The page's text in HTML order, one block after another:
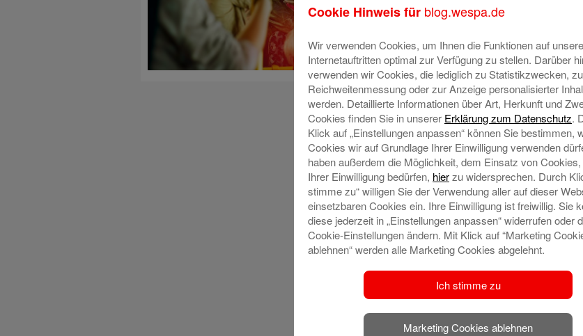
Smartphone haben Sie Ihre Konten
praktische Funktionen wie das
Klicksparen: BestimmenMehr lesen
Cookie Hinweis für blog.wespa.de
Wir verwenden Cookies, um Ihnen die Funktionen auf
Internetauftritten optimal zur Verfügung zu stellen. Darüber
verwenden wir Cookies, die lediglich zu Statistikzwecken,
Reichweitenmessung oder zur Anzeige personalisierter
werden. Detaillierte Informationen über Art, Herkunft und
Cookies finden Sie in unserer Erklärung zum Datenschutz.
Klick auf „Einstellungen anpassen“ können Sie bestimmen,
Cookies wir auf Grundlage Ihrer Einwilligung verwenden
haben außerdem die Möglichkeit, dem Einsatz von
Ihrer Einwilligung bedürfen, hierzu widersprechen. Durch
stimme zu“ willigen Sie der Verwendung aller auf dieser
einsetzbaren Cookies ein. Ihre Einwilligung ist freiwillig. Sie
diese jederzeit in „Einstellungen anpassen“ widerrufen oder
Cookie-Einstellungen ändern. Mit Klick auf “Marketing
ablehnen“ werden alle Marketing Cookies abgelehnt.
Ich stimme zu
Marketing Cookies ablehnen